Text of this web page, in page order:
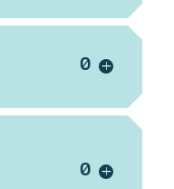
+Voeg
+Voeg